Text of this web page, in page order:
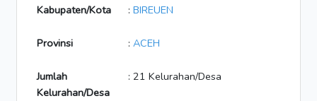
Kabupaten/Kota : BIREUEN
Provinsi : ACEH
Jumlah
Kelurahan/Desa
: 21 Kelurahan/Desa